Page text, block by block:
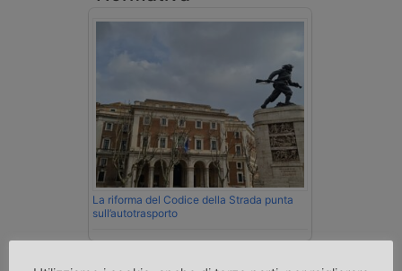
La riforma del Codice della Strada punta
sull’autotrasporto